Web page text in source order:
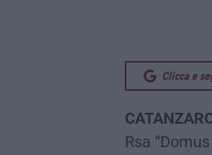
Clicca e
Rsa